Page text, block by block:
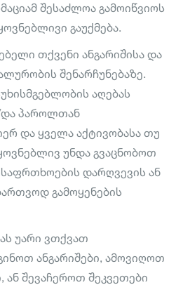
შესაძლოა გამოიწვიოს
გაუქმება.
თქვენი ანგარიშისა და
შენარჩუნებაზე.
აღებას
და პაროლთან
და ყველა აქტივობასა თუ
უნდა გვაცნობოთ
დარღვევის ან
გამოყენების
უარი ვთქვათ
ანგარიშები, ამოვიღოთ
ან შევაჩეროთ შეკვეთები